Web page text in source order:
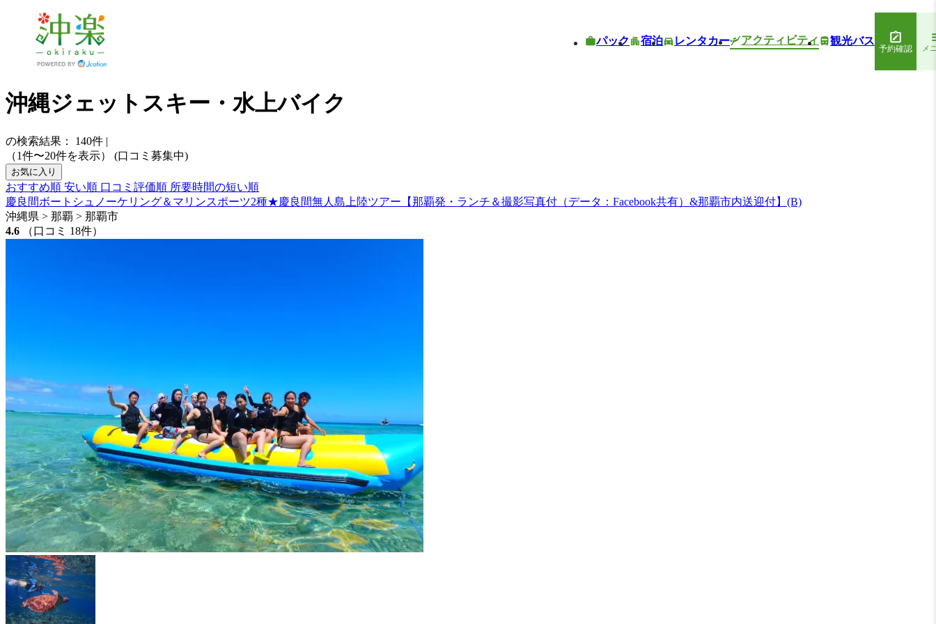
パック 宿泊 レンタカー アクティビティ 観光バス
予約確認 メ
沖縄ジェットスキー・水上バイク
の検索結果： 140件 |
（1件〜20件を表示）
(口コミ募集中)
お気に入り
おすすめ順 安い順 口コミ評価順 所要時間の短い順
慶良間ボートシュノーケリング＆マリンスポーツ2種★慶良間無人島上陸ツアー【那覇発・ランチ＆撮影写真付（データ：Facebook共有）&那覇市内送迎付】(B)
沖縄県 > 那覇 > 那覇市
4.6
（口コミ 18件）